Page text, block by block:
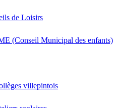
de Loisirs
(Conseil Municipal des enfants)
villepintois